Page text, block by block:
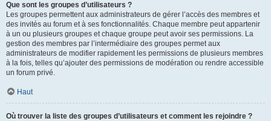
Que sont les groupes d’utilisateurs ?
Les groupes permettent aux administrateurs de gérer l’accès des membres et
des invités au forum et à ses fonctionnalités. Chaque membre peut appartenir
à un ou plusieurs groupes et chaque groupe peut avoir ses permissions. La
gestion des membres par l’intermédiaire des groupes permet aux
administrateurs de modifier rapidement les permissions de plusieurs membres
à la fois, telles qu’ajouter des permissions de modération ou rendre accessible
un forum privé.
Haut
Où trouver la liste des groupes d’utilisateurs et comment les rejoindre ?